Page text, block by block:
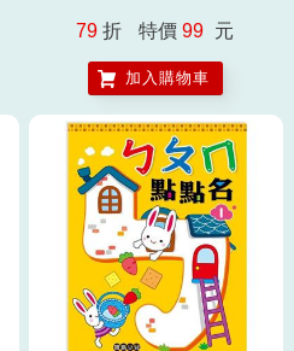
79 折 特價 99 元
加入購物車